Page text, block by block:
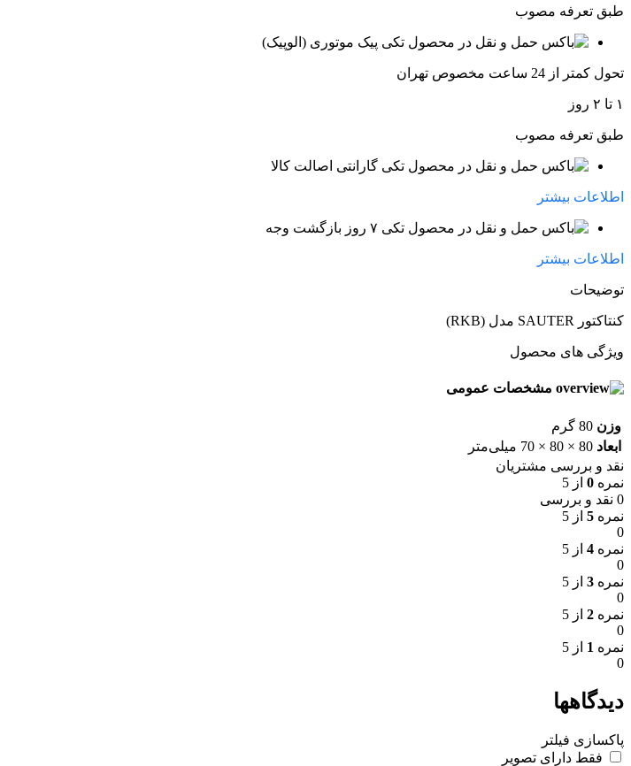
طبق تعرفه مصوب
پیک موتوری (الوپیک)
تحول کمتر از 24 ساعت مخصوص تهران
۱ تا ۲ روز
طبق تعرفه مصوب
گارانتی اصالت کالا
اطلاعات بیشتر
۷ روز بازگشت وجه
اطلاعات بیشتر
توضیحات
کنتاکتور SAUTER مدل (RKB)
ویژگی های محصول
مشخصات عمومی
وزن 80 گرم
ابعاد 80 × 80 × 70 میلی‌متر
نقد و بررسی مشتریان
نمره 0 از 5
0 نقد و بررسی
نمره 5 از 5
0
نمره 4 از 5
0
نمره 3 از 5
0
نمره 2 از 5
0
نمره 1 از 5
0
دیدگاهها
پاکسازی فیلتر
فقط دارای تصویر